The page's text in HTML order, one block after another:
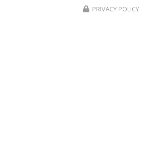
PRIVACY POLICY